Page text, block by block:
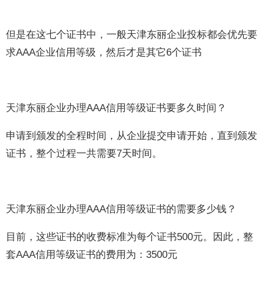
但是在这七个证书中，一般天津东丽企业投标都会优先要
求AAA企业信用等级，然后才是其它6个证书
天津东丽企业办理AAA信用等级证书要多久时间？
申请到颁发的全程时间，从企业提交申请开始，直到颁发
证书，整个过程一共需要7天时间。
天津东丽企业办理AAA信用等级证书的需要多少钱？
目前，这些证书的收费标准为每个证书500元。因此，整
套AAA信用等级证书的费用为：3500元